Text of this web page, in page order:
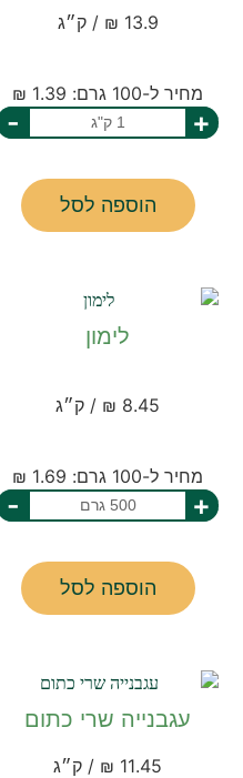
13.9 ₪ / ק״ג
מחיר ל-100 גרם: 1.39 ₪
+
-
הוספה לסל
לימון
8.45 ₪ / ק״ג
מחיר ל-100 גרם: 1.69 ₪
+
-
הוספה לסל
עגבנייה שרי כתום
11.45 ₪ / ק״ג